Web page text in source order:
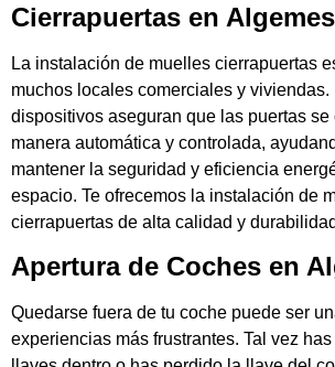
Cierrapuertas en
La instalación de muelles cierrapuertas
muchos locales comerciales y viviendas.
dispositivos aseguran que las puertas se
manera automática y controlada,
mantener la seguridad y eficiencia
espacio. Te ofrecemos la instalación de
cierrapuertas de alta calidad y
Apertura de Coches en
Quedarse fuera de tu coche puede ser
experiencias más frustrantes. Tal vez